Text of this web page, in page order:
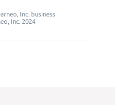
Inc. business
Inc. 2024